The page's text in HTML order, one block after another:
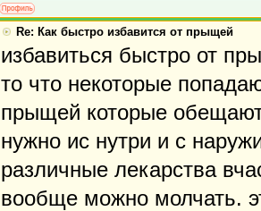
Re: Как быстро избавится от прыщей
избавиться быстро от
то что некоторые
прыщей которые
нужно ис нутри и с
различные лекарства
вообще можно молчать.